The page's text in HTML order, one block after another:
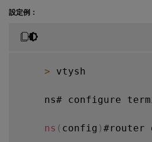
設定例：
> vtysh
ns# configure
ns ( config ) #router